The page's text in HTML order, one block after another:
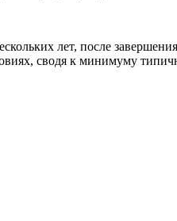
лет, после
сводя к минимуму